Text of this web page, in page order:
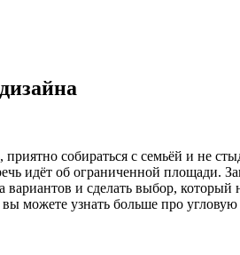
собираться с семьёй и не
идёт об ограниченной площади.
и сделать выбор, который
вы можете узнать больше про угловую